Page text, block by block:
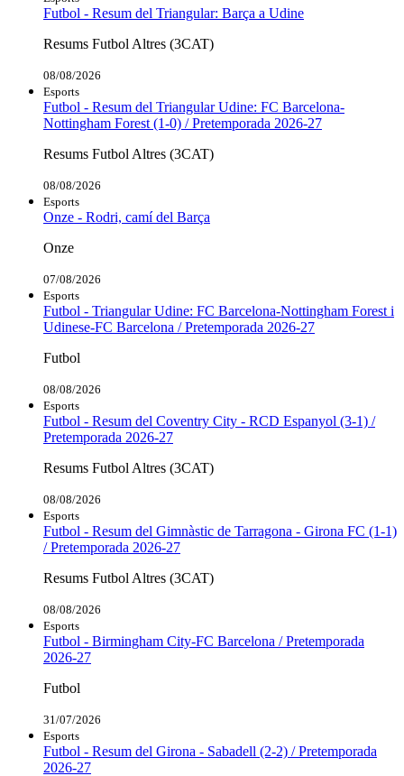
Futbol - Resum del Triangular: Barça a Udine
Resums Futbol Altres (3CAT)
08/08/2026
Esports
Futbol - Resum del Triangular Udine: FC Barcelona-
Nottingham Forest (1-0) / Pretemporada 2026-27
Resums Futbol Altres (3CAT)
08/08/2026
Esports
Onze - Rodri, camí del Barça
Onze
07/08/2026
Esports
Futbol - Triangular Udine: FC Barcelona-Nottingham Forest i
Udinese-FC Barcelona / Pretemporada 2026-27
Futbol
08/08/2026
Esports
Futbol - Resum del Coventry City - RCD Espanyol (3-1) /
Pretemporada 2026-27
Resums Futbol Altres (3CAT)
08/08/2026
Esports
Futbol - Resum del Gimnàstic de Tarragona - Girona FC (1-1)
/ Pretemporada 2026-27
Resums Futbol Altres (3CAT)
08/08/2026
Esports
Futbol - Birmingham City-FC Barcelona / Pretemporada
2026-27
Futbol
31/07/2026
Esports
Futbol - Resum del Girona - Sabadell (2-2) / Pretemporada
2026-27